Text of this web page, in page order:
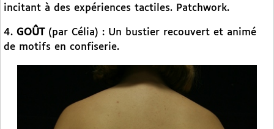
incitant à des expériences tactiles. Patchwork.
4. GOÛT (par Célia) : Un bustier recouvert et animé
de motifs en confiserie.